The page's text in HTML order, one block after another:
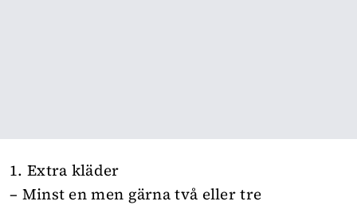
1. Extra kläder
– Minst en men gärna två eller tre